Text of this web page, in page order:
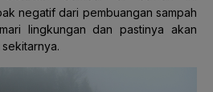
negatif dari pembuangan sampah
lingkungan dan pastinya akan